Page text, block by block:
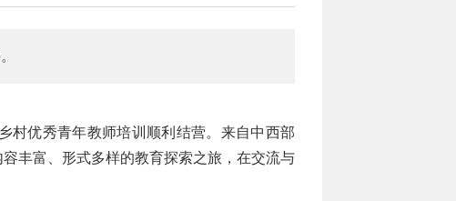
村优秀青年教师培训顺利结营。来自中西部
丰富、形式多样的教育探索之旅，在交流与